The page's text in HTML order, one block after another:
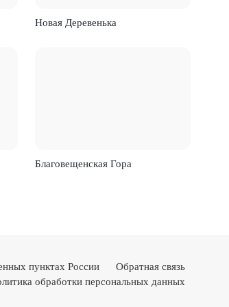
Новая Деревенька
Благовещенская Гора
пунктах России
Обратная связь
обработки персональных данных